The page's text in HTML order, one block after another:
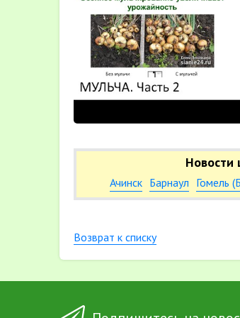
Новости
Ачинск Барнаул Гомель
Возврат к списку